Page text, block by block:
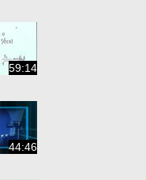
59:14
44:46